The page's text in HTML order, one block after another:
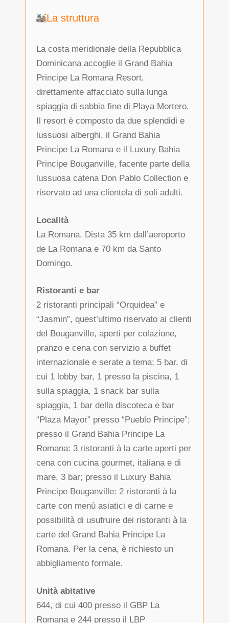
La struttura
La costa meridionale della Repubblica
Dominicana accoglie il Grand Bahia
Principe La Romana Resort,
direttamente affacciato sulla lunga
spiaggia di sabbia fine di Playa Mortero.
Il resort è composto da due splendidi e
lussuosi alberghi, il Grand Bahia
Principe La Romana e il Luxury Bahia
Principe Bouganville, facente parte della
lussuosa catena Don Pablo Collection e
riservato ad una clientela di soli adulti.
Località
La Romana. Dista 35 km dall’aeroporto
de La Romana e 70 km da Santo
Domingo.
Ristoranti e bar
2 ristoranti principali “Orquidea” e
“Jasmin”, quest’ultimo riservato ai clienti
del Bouganville, aperti per colazione,
pranzo e cena con servizio a buffet
internazionale e serate a tema; 5 bar, di
cui 1 lobby bar, 1 presso la piscina, 1
sulla spiaggia, 1 snack bar sulla
spiaggia, 1 bar della discoteca e bar
“Plaza Mayor” presso “Pueblo Principe”;
presso il Grand Bahia Principe La
Romana: 3 ristoranti à la carte aperti per
cena con cucina gourmet, italiana e di
mare, 3 bar; presso il Luxury Bahia
Principe Bouganville: 2 ristoranti à la
carte con menù asiatici e di carne e
possibilità di usufruire dei ristoranti à la
carte del Grand Bahia Principe La
Romana. Per la cena, è richiesto un
abbigliamento formale.
Unità abitative
644, di cui 400 presso il GBP La
Romana e 244 presso il LBP